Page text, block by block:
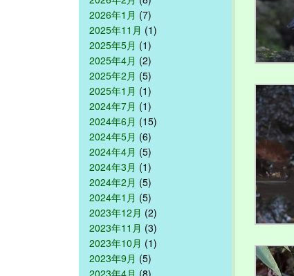
2026年1月 (7)
2025年11月 (1)
2025年5月 (1)
2025年4月 (2)
2025年2月 (5)
2025年1月 (1)
2024年7月 (1)
2024年6月 (15)
2024年5月 (6)
2024年4月 (5)
2024年3月 (1)
2024年2月 (5)
2024年1月 (5)
2023年12月 (2)
2023年11月 (3)
2023年10月 (1)
2023年9月 (5)
2023年4月 (8)